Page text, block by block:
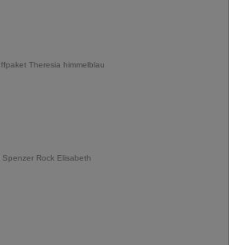
Theresia himmelblau
Rock Elisabeth